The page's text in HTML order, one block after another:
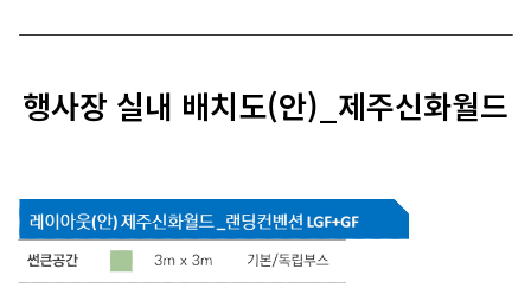
행사장 실내 배치도(안)_제주신화월드